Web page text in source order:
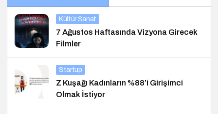
Kültür Sanat
7 Ağustos Haftasında Vizyona Girecek
Filmler
Startup
Z Kuşağı Kadınların %88’i Girişimci
Olmak İstiyor